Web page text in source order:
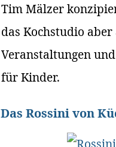
Tim Mälzer
das Kochstudio
Veranstaltungen
für Kinder.
Das Rossini von